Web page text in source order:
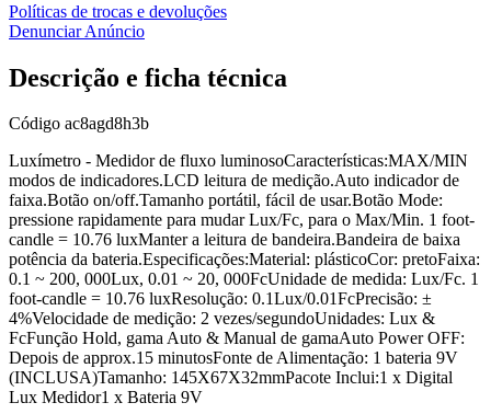
Políticas de trocas e devoluções
Denunciar Anúncio
Descrição e ficha técnica
Código ac8agd8h3b
Luxímetro - Medidor de fluxo luminosoCaracterísticas:MAX/MIN
modos de indicadores.LCD leitura de medição.Auto indicador de
faixa.Botão on/off.Tamanho portátil, fácil de usar.Botão Mode:
pressione rapidamente para mudar Lux/Fc, para o Max/Min. 1 foot-
candle = 10.76 luxManter a leitura de bandeira.Bandeira de baixa
potência da bateria.Especificações:Material: plásticoCor: pretoFaixa:
0.1 ~ 200, 000Lux, 0.01 ~ 20, 000FcUnidade de medida: Lux/Fc. 1
foot-candle = 10.76 luxResolução: 0.1Lux/0.01FcPrecisão: ±
4%Velocidade de medição: 2 vezes/segundoUnidades: Lux &
FcFunção Hold, gama Auto & Manual de gamaAuto Power OFF:
Depois de approx.15 minutosFonte de Alimentação: 1 bateria 9V
(INCLUSA)Tamanho: 145X67X32mmPacote Inclui:1 x Digital
Lux Medidor1 x Bateria 9V